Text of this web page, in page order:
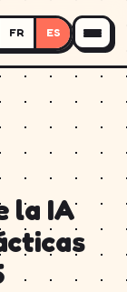
FR ES
la IA